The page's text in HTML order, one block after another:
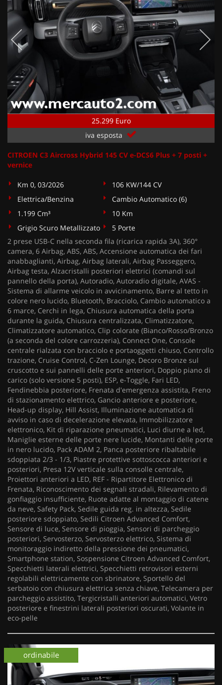
25.299 Euro
iva esposta
CITROEN C3 Aircross Hybrid 145 CV e-DCS6 Plus + 7 posti +
vernice
Km 0, 03/2026
106 KW/144 CV
Elettrica/Benzina
Cambio Automatico (6)
1.199 Cm³
10 Km
Grigio Scuro Metallizzato
5 Porte
2 prese USB-C nella seconda fila (ricarica rapida 3A), 360°
camera, 6 Airbag, ABS, ABS, Accensione automatica dei fari
anabbaglianti, Airbag, Airbag laterali, Airbag Passeggero,
Airbag testa, Alzacristalli posteriori elettrici (comandi sul
pannello della porta), Autoradio, Autoradio digitale, AVAS -
Sistema di allarme veicolo in avvicinamento, Barre al tetto in
colore nero lucido, Bluetooth, Bracciolo, Cambio automatico a
6 marce, Cerchi in lega, Chiusura automatica della porta
durante la guida, Chiusura centralizzata, Climatizzatore,
Climatizzatore automatico, Clip colorate (Bianco/Rosso/Bronzo
(a seconda del colore carrozzeria), Connect One, Console
centrale rialzata con bracciolo e portaoggetti chiuso, Controllo
trazione, Cruise Control, C-Zen Lounge, Decoro Bronze sul
cruscotto e sui pannelli delle porte anteriori, Doppio piano di
carico (solo versione 5 posti), ESP, e-Toggle, Fari LED,
Fendinebbia posteriore, Frenata d'emergenza assistita, Freno
di stazionamento elettrico, Gancio anteriore e posteriore,
Head-up display, Hill Assist, Illuminazione automatica di
avviso in caso di decelerazione elevata, Immobilizzatore
elettronico, Kit di riparazione pneumatici, Luci diurne a led,
Maniglie esterne delle porte nere lucide, Montanti delle porte
in nero lucido, Pack ADAM 2, Panca posteriore ribaltabile
sdoppiata 2/3 - 1/3, Piastre protettive sottoscocca anteriori e
posteriori, Presa 12V verticale sulla consolle centrale,
Proiettori anteriori a LED, REF - Ripartitore Elettronico di
Frenata, Riconoscimento dei segnali stradali, Rilevamento di
gonfiaggio insufficiente, Ruote adatte al montaggio di catene
da neve, Safety Pack, Sedile guida reg. in altezza, Sedile
posteriore sdoppiato, Sedili Citroen Advanced Comfort,
Sensore di luce, Sensore di pioggia, Sensori di parcheggio
posteriori, Servosterzo, Servosterzo elettrico, Sistema di
monitoraggio indiretto della pressione dei pneumatici,
Smartphone station, Sospensione Citroen Advanced Comfort,
Specchietti laterali elettrici, Specchietti retrovisori esterni
regolabili elettricamente con sbrinatore, Sportello del
serbatoio con chiusura elettrica senza chiave, Telecamera per
parcheggio assistito, Tergicristalli anteriori automatici, Vetro
posteriore e finestrini laterali posteriori oscurati, Volante in
eco-pelle
km 0